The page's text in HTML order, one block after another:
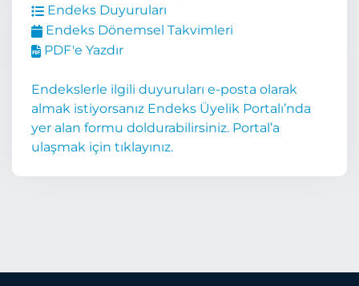
Endeks Duyuruları
Endeks Dönemsel Takvimleri
PDF'e Yazdır
Endekslerle ilgili duyuruları e-posta olarak
almak istiyorsanız Endeks Üyelik Portalı’nda
yer alan formu doldurabilirsiniz. Portal’a
ulaşmak için tıklayınız.